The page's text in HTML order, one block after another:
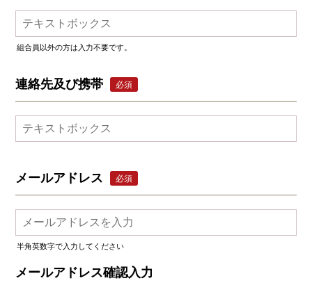
組合員以外の方は入力不要です。
連絡先及び携帯 必須
メールアドレス 必須
半角英数字で入力してください
メールアドレス確認入力